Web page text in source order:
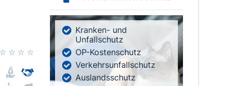
Kranken- und
Unfallschutz
OP-Kostenschutz
Verkehrsunfallschutz
Auslandsschutz